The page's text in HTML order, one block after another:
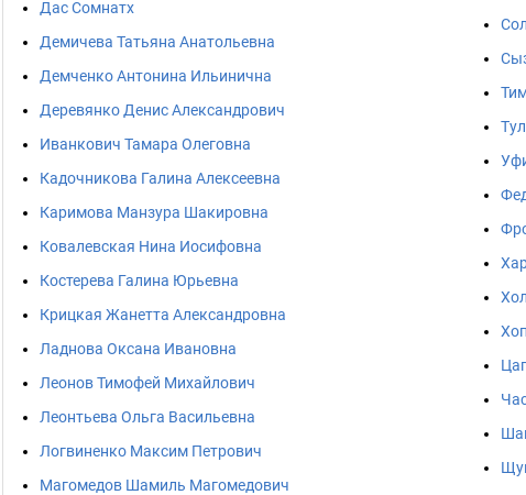
Дас Сомнатх
Демичева Татьяна Анатольевна
Демченко Антонина Ильинична
Деревянко Денис Александрович
Иванкович Тамара Олеговна
Кадочникова Галина Алексеевна
Каримова Манзура Шакировна
Ковалевская Нина Иосифовна
Костерева Галина Юрьевна
Крицкая Жанетта Александровна
Ладнова Оксана Ивановна
Леонов Тимофей Михайлович
Леонтьева Ольга Васильевна
Логвиненко Максим Петрович
Магомедов Шамиль Магомедович